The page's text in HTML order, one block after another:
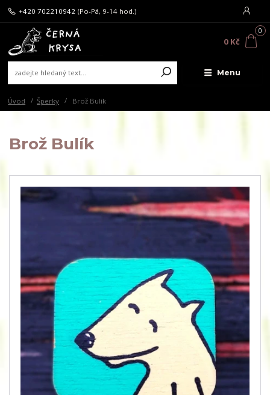
Menu
+420 702210942 (Po-Pá, 9-14 hod.)
0
0 Kč
Úvod Šperky Brož Bulík
Brož Bulík